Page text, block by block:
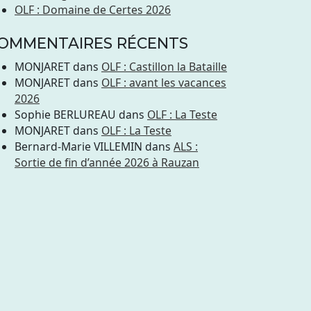
OLF : Domaine de Certes 2026
RÉCENTS
MONJARETdans OLF : Castillon la Bataille
MONJARETdans OLF : avant les vacances
2026
Sophie BERLUREAU dans OLF : La Teste
MONJARETdans OLF : La Teste
Bernard-Marie VILLEMIN dans ALS :
Sortie de fin d’année 2026 à Rauzan